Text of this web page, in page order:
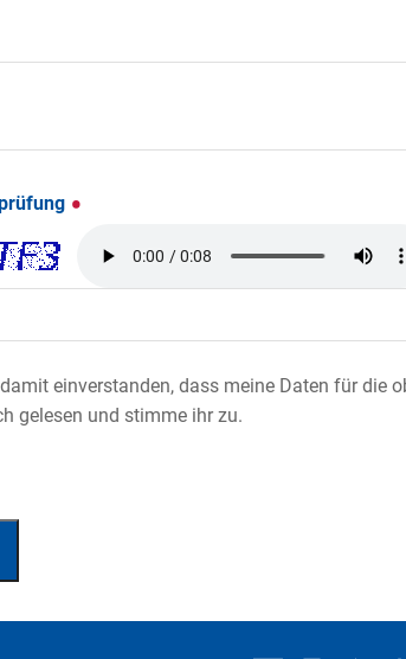
einverstanden, dass meine Daten für die
gelesen und stimme ihr zu.